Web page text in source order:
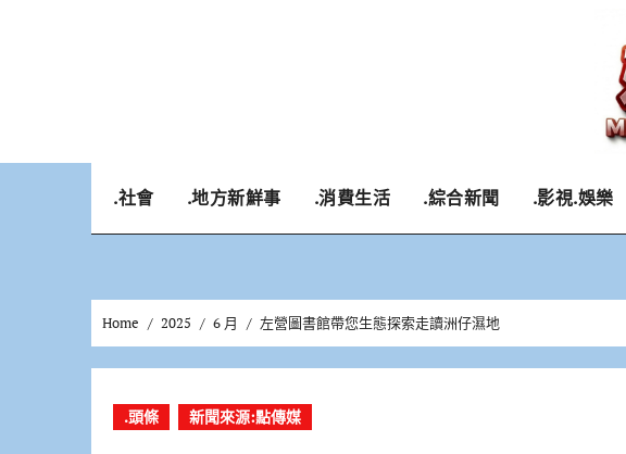
.社會 .地方新鮮事 .消費生活 .綜合新聞 .影視.娛樂
Home 2025 6 月 左營圖書館帶您生態探索走讀洲仔濕地
.頭條 新聞來源:點傳媒